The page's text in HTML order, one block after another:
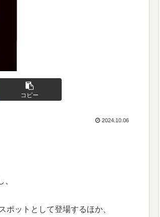
コピー
2024.10.06
ットとして登場するほか、